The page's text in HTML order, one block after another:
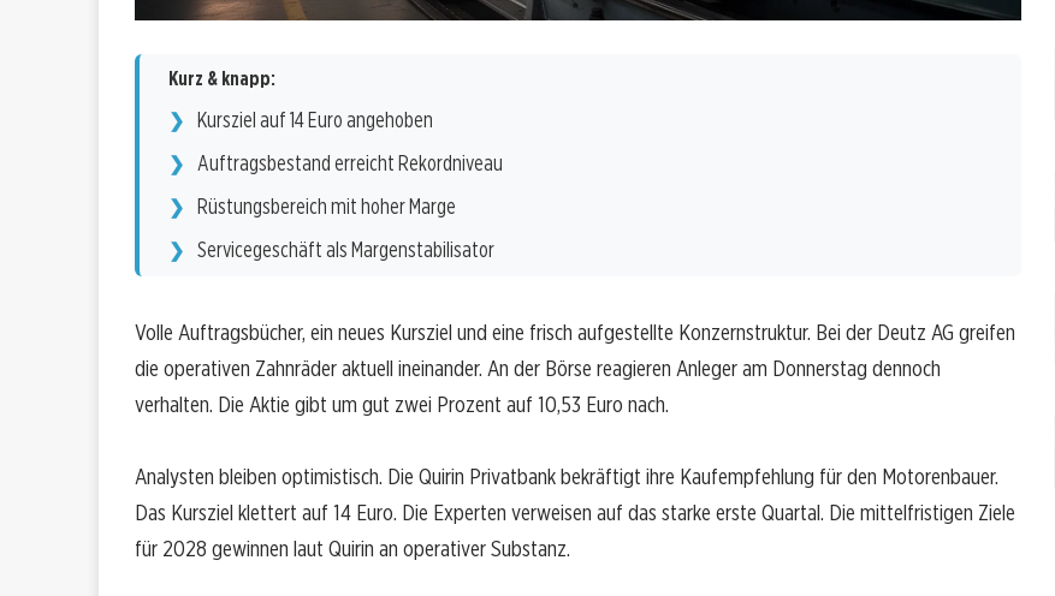
Kurz & knapp:
Kursziel auf 14 Euro angehoben
Auftragsbestand erreicht Rekordniveau
Rüstungsbereich mit hoher Marge
Servicegeschäft als Margenstabilisator
Volle Auftragsbücher, ein neues Kursziel und eine frisch aufgestellte Konzernstruktur. Bei der Deutz AG greifen
die operativen Zahnräder aktuell ineinander. An der Börse reagieren Anleger am Donnerstag dennoch
verhalten. Die Aktie gibt um gut zwei Prozent auf 10,53 Euro nach.
Analysten bleiben optimistisch. Die Quirin Privatbank bekräftigt ihre Kaufempfehlung für den Motorenbauer.
Das Kursziel klettert auf 14 Euro. Die Experten verweisen auf das starke erste Quartal. Die mittelfristigen Ziele
für 2028 gewinnen laut Quirin an operativer Substanz.